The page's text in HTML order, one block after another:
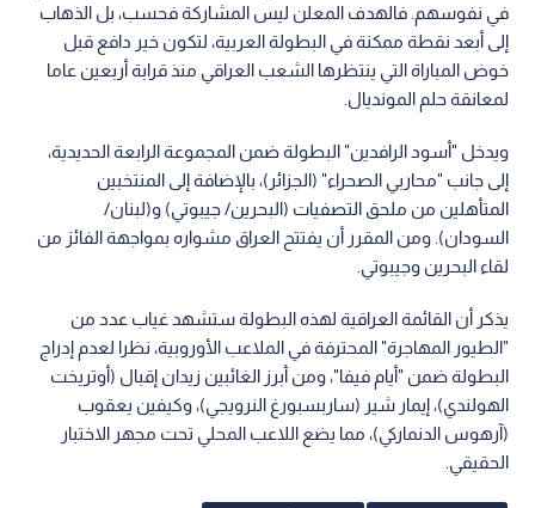
في نفوسهم. فالهدف المعلن ليس المشاركة فحسب، بل الذهاب
إلى أبعد نقطة ممكنة في البطولة العربية، لتكون خير دافع قبل
خوض المباراة التي ينتظرها الشعب العراقي منذ قرابة أربعين عاما
لمعانقة حلم المونديال.
ويدخل "أسود الرافدين" البطولة ضمن المجموعة الرابعة الحديدية،
إلى جانب "محاربي الصحراء" (الجزائر)، بالإضافة إلى المنتخبين
المتأهلين من ملحق التصفيات (البحرين/ جيبوتي) و(لبنان/
السودان). ومن المقرر أن يفتتح العراق مشواره بمواجهة الفائز من
لقاء البحرين وجيبوتي.
يذكر أن القائمة العراقية لهذه البطولة ستشهد غياب عدد من
"الطيور المهاجرة" المحترفة في الملاعب الأوروبية، نظرا لعدم إدراج
البطولة ضمن "أيام فيفا"، ومن أبرز الغائبين زيدان إقبال (أوتريخت
الهولندي)، إيمار شير (ساربسبورغ النرويجي)، وكيفين يعقوب
(آرهوس الدنماركي)، مما يضع اللاعب المحلي تحت مجهر الاختبار
الحقيقي.